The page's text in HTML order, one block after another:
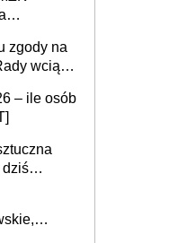
zgody na
wciąż
– ile osób
dziś